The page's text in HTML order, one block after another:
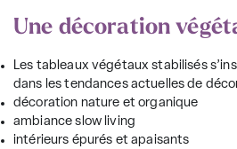
Une décoration
Les tableaux végétaux stabilisés
dans les tendances actuelles de
décoration nature et organique
ambiance slow living
intérieurs épurés et apaisants